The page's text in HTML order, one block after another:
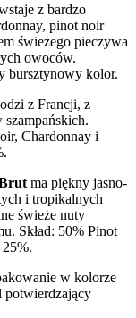
z bardzo
pinot noir
świeżego pieczywa
owoców.
bursztynowy kolor.
z Francji, z
Chardonnay i
ma piękny jasno-
i tropikalnych
świeże nuty
Skład: 50% Pinot
w kolorze
potwierdzający